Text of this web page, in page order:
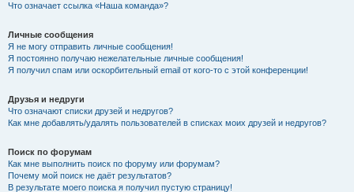
Что означает ссылка «Наша команда»?
Личные сообщения
Я не могу отправить личные сообщения!
Я постоянно получаю нежелательные личные сообщения!
Я получил спам или оскорбительный email от кого-то с этой конференции!
Друзья и недруги
Что означают списки друзей и недругов?
Как мне добавлять/удалять пользователей в списках моих друзей и недругов?
Поиск по форумам
Как мне выполнить поиск по форуму или форумам?
Почему мой поиск не даёт результатов?
В результате моего поиска я получил пустую страницу!